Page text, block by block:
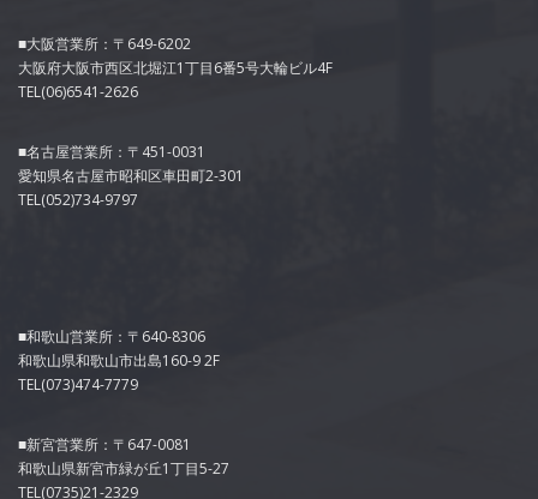
■大阪営業所：〒649-6202
大阪府大阪市西区北堀江1丁目6番5号大輪ビル4F
TEL(06)6541-2626
■名古屋営業所：〒451-0031
愛知県名古屋市昭和区車田町2-301
TEL(052)734-9797
■和歌山営業所：〒640-8306
和歌山県和歌山市出島160-9 2F
TEL(073)474-7779
■新宮営業所：〒647-0081
和歌山県新宮市緑が丘1丁目5-27
TEL(0735)21-2329